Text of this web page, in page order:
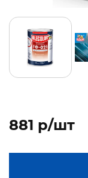
881 p/шт